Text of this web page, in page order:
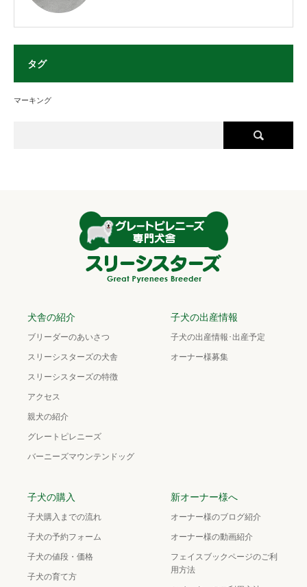
タグ
マーキング
犬舎の紹介
ブリーダーのあいさつ
スリーシスターズの犬舎
スリーシスターズの特徴
アクセス
親犬の紹介
グレートピレニーズ
バーニーズマウンテンドッグ
子犬の出産情報
子犬の出産情報･出産予定
オーナー様募集
子犬の購入
子犬購入までの流れ
子犬の予約フォーム
子犬の値段・価格
子犬の育て方
新オーナー様へ
オーナー様のブログ紹介
オーナー様の動画紹介
フェイスブックページのご利
用方法